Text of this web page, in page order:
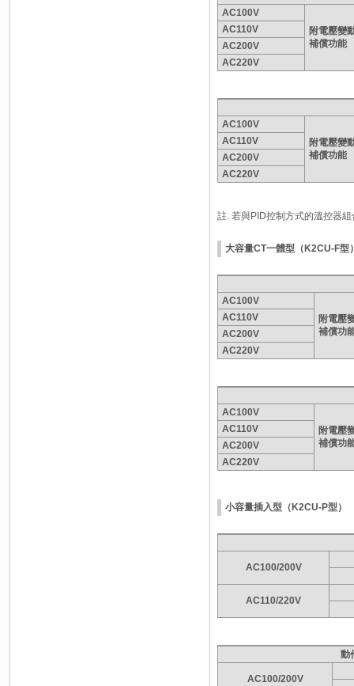
AC100V
附電壓變
補償功能
AC110V
AC200V
AC220V
AC100V
附電壓變
補償功能
AC110V
AC200V
AC220V
註. 若與PID控制方式的溫控器
大容量CT一體型（K2CU-F型
AC100V
附電壓
補償功
AC110V
AC200V
AC220V
AC100V
附電壓
補償功
AC110V
AC200V
AC220V
小容量插入型（K2CU-P型）
AC100/200V
AC110/220V
動
AC100/200V